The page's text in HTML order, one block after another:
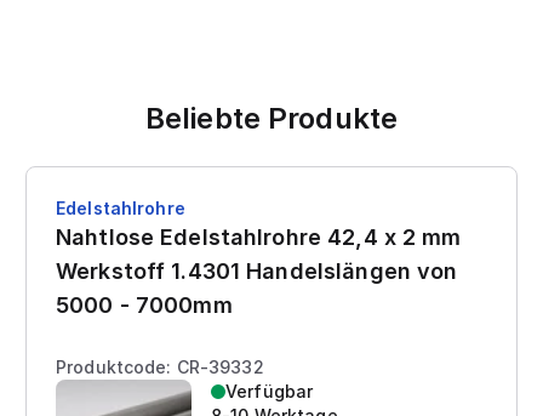
Beliebte Produkte
Edelstahlrohre
Nahtlose Edelstahlrohre 42,4 x 2 mm
Werkstoff 1.4301 Handelslängen von
5000 - 7000mm
Produktcode: CR-39332
Verfügbar